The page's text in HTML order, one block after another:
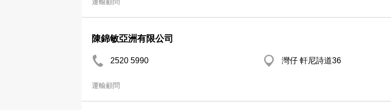
陳錦敏亞洲有限公司
2520 5990 灣仔 軒尼詩道36
運輸顧問